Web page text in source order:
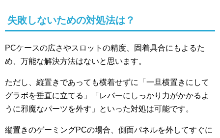
失敗しないための対処法は？
PCケースの広さやスロットの精度、固着具合にもよるた
め、万能な解決方法はないと思います。
ただし、縦置きであっても横着せずに「一旦横置きにして
グラボを垂直に立てる」「レバーにしっかり力がかかるよ
うに邪魔なパーツを外す」といった対処は可能です。
縦置きのゲーミングPCの場合、側面パネルを外してすぐに